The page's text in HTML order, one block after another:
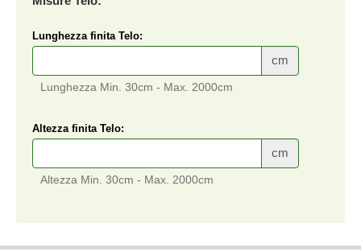
Lunghezza finita Telo:
cm
Lunghezza Min. 30cm - Max. 2000cm
Altezza finita Telo:
cm
Altezza Min. 30cm - Max. 2000cm